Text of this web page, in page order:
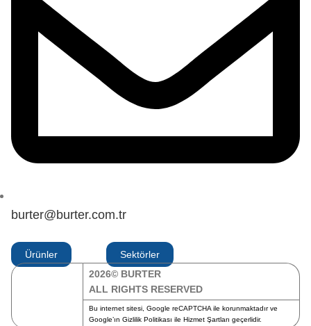
burter@burter.com.tr
Ürünler
Sektörler
2026© BURTER
ALL RIGHTS RESERVED
Bu internet sitesi, Google reCAPTCHA ile korunmaktadır ve
Google’ın Gizlilik Politikası ile Hizmet Şartları geçerlidir.